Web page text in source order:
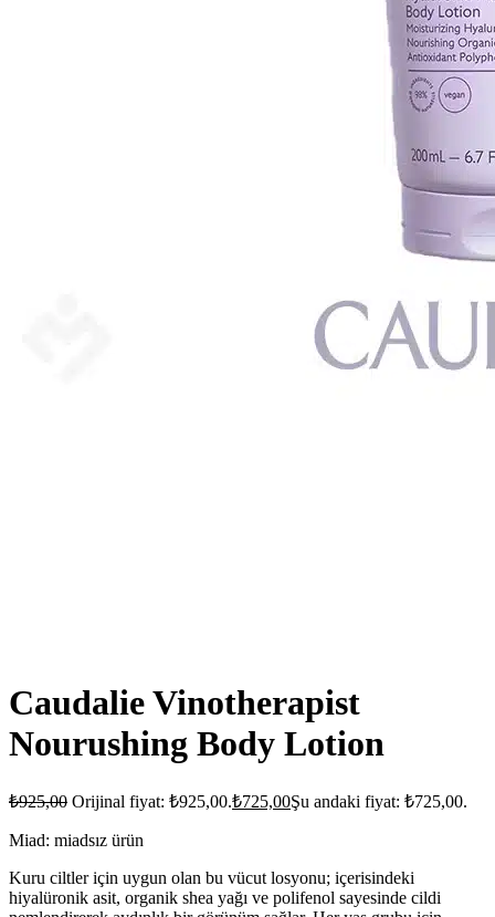
Caudalie Vinotherapist
Nourushing Body Lotion
₺925,00 Orijinal fiyat: ₺925,00.₺725,00Şu andaki fiyat: ₺725,00.
Miad: miadsız ürün
Kuru ciltler için uygun olan bu vücut losyonu; içerisindeki
hiyalüronik asit, organik shea yağı ve polifenol sayesinde cildi